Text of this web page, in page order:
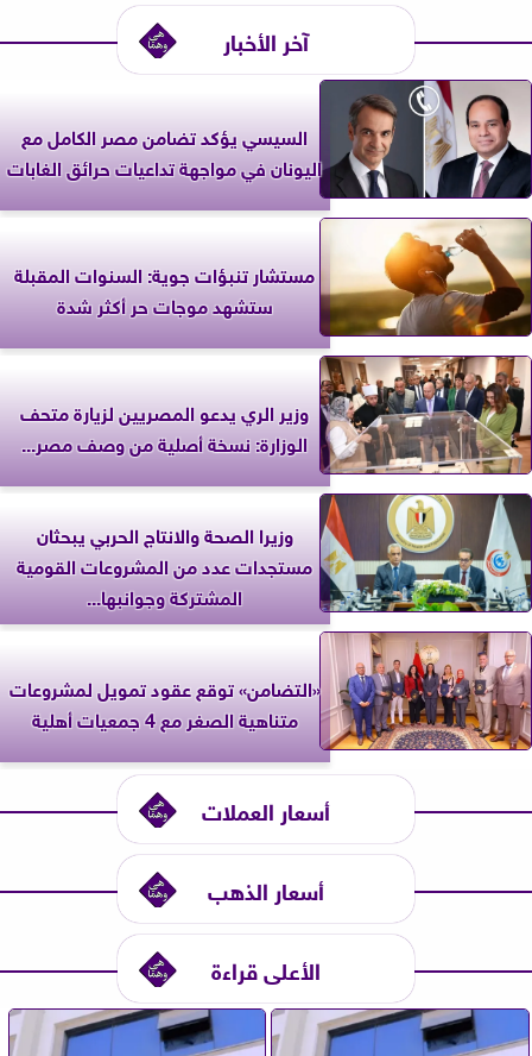
آخر الأخبار
السيسي يؤكد تضامن مصر الكامل مع
اليونان في مواجهة تداعيات حرائق الغابات
مستشار تنبؤات جوية: السنوات المقبلة
ستشهد موجات حر أكثر شدة
وزير الري يدعو المصريين لزيارة متحف
الوزارة: نسخة أصلية من وصف مصر...
وزيرا الصحة والانتاج الحربي يبحثان
مستجدات عدد من المشروعات القومية
المشتركة وجوانبها...
«التضامن» توقع عقود تمويل لمشروعات
متناهية الصغر مع 4 جمعيات أهلية
أسعار العملات
أسعار الذهب
الأعلى قراءة